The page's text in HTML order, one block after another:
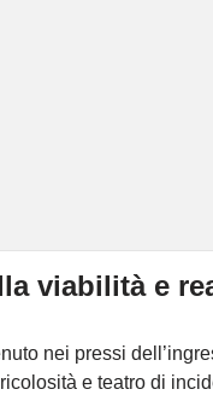
viabilità e
nei pressi
e teatro di